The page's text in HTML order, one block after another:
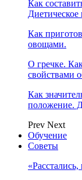
Как
Как
овощами.
О гречке.
свойствами
Как
положение.
Prev Next
Обучение
Советы